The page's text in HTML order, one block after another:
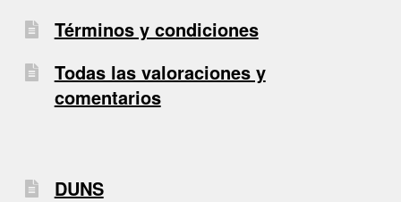
Términos y condiciones
Todas las valoraciones y
comentarios
DUNS